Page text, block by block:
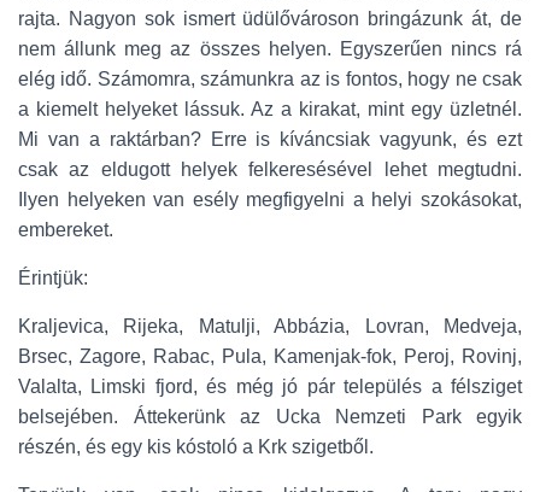
rajta. Nagyon sok ismert üdülővároson bringázunk át, de
nem állunk meg az összes helyen. Egyszerűen nincs rá
elég idő. Számomra, számunkra az is fontos, hogy ne csak
a kiemelt helyeket lássuk. Az a kirakat, mint egy üzletnél.
Mi van a raktárban? Erre is kíváncsiak vagyunk, és ezt
csak az eldugott helyek felkeresésével lehet megtudni.
Ilyen helyeken van esély megfigyelni a helyi szokásokat,
embereket.
Érintjük:
Kraljevica, Rijeka, Matulji, Abbázia, Lovran, Medveja,
Brsec, Zagore, Rabac, Pula, Kamenjak-fok, Peroj, Rovinj,
Valalta, Limski fjord, és még jó pár település a félsziget
belsejében. Áttekerünk az Ucka Nemzeti Park egyik
részén, és egy kis kóstoló a Krk szigetből.